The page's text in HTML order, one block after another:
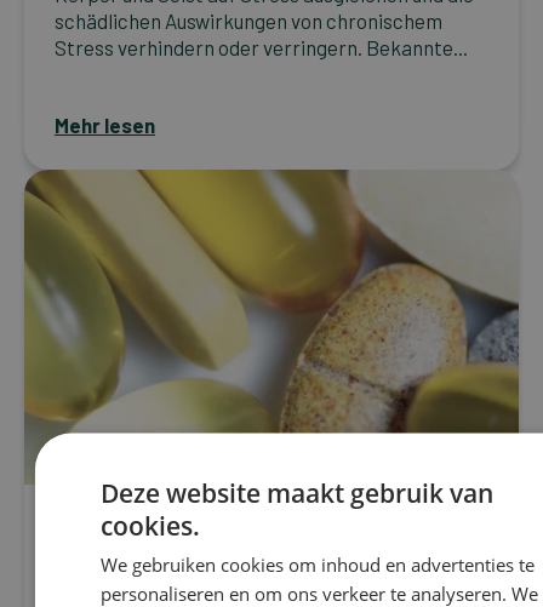
schädlichen Auswirkungen von chronischem
Stress verhindern oder verringern. Bekannte...
Mehr lesen
Autismus
Nahrungsergänzungsmittel bei
Autismus
Deze website maakt gebruik van
cookies.
We gebruiken cookies om inhoud en advertenties te
personaliseren en om ons verkeer te analyseren. We